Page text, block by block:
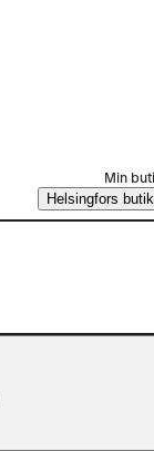
Min
Helsingfors butik